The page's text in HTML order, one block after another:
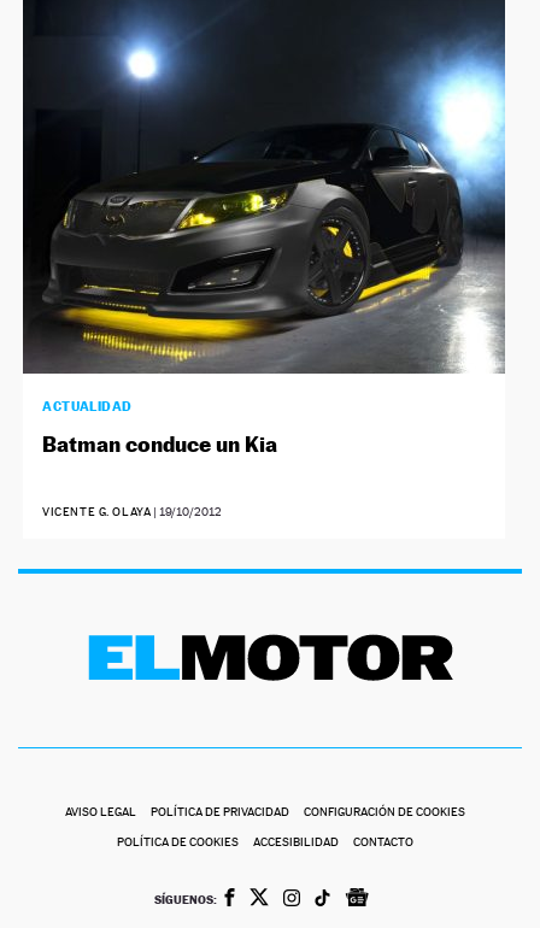
ACTUALIDAD
Batman conduce un Kia
VICENTE G. OLAYA | 19/10/2012
AVISO LEGAL POLÍTICA DE PRIVACIDAD CONFIGURACIÓN DE COOKIES
POLÍTICA DE COOKIES ACCESIBILIDAD CONTACTO
SÍGUENOS: